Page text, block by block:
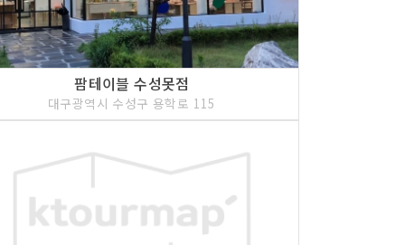
팜테이블 수성못점
대구광역시 수성구 용학로 115